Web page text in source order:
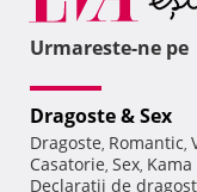
Urmareste-ne pe
Dragoste & Sex
Dragoste, Romantic,
Casatorie, Sex,
Declaratii de